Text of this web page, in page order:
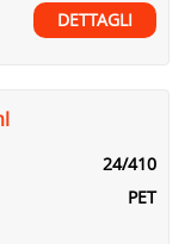
DETTAGLI
24/410
PET